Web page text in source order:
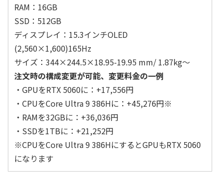
RAM：16GB
SSD：512GB
ディスプレイ：15.3インチOLED
(2,560×1,600)165Hz
サイズ：344×244.5×18.95-19.95 mm/ 1.87kg～
注文時の構成変更が可能、変更料金の一例
・GPUをRTX 5060に：+17,556円
・CPUをCore Ultra 9 386Hに：+45,276円※
・RAMを32GBに：+36,036円
・SSDを1TBに：+21,252円
※CPUをCore Ultra 9 386HにするとGPUもRTX 5060
になります